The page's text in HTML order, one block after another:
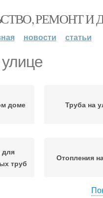
РЕМОНТ И
новости статьи
доме Труба на
для
труб
Отопления